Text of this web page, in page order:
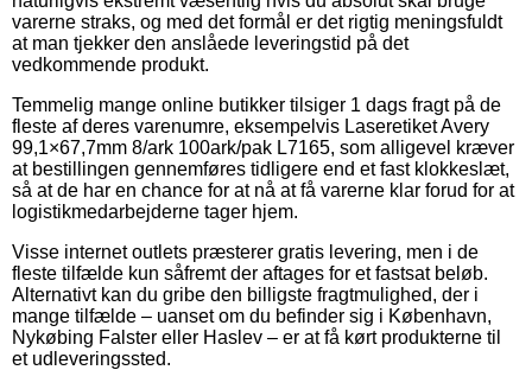
varerne straks, og med det formål er det rigtig meningsfuldt
at man tjekker den anslåede leveringstid på det
vedkommende produkt.
Temmelig mange online butikker tilsiger 1 dags fragt på de
fleste af deres varenumre, eksempelvis Laseretiket Avery
99,1×67,7mm 8/ark 100ark/pak L7165, som alligevel kræver
at bestillingen gennemføres tidligere end et fast klokkeslæt,
så at de har en chance for at nå at få varerne klar forud for at
logistikmedarbejderne tager hjem.
Visse internet outlets præsterer gratis levering, men i de
fleste tilfælde kun såfremt der aftages for et fastsat beløb.
Alternativt kan du gribe den billigste fragtmulighed, der i
mange tilfælde – uanset om du befinder sig i København,
Nykøbing Falster eller Haslev – er at få kørt produkterne til
et udleveringssted.